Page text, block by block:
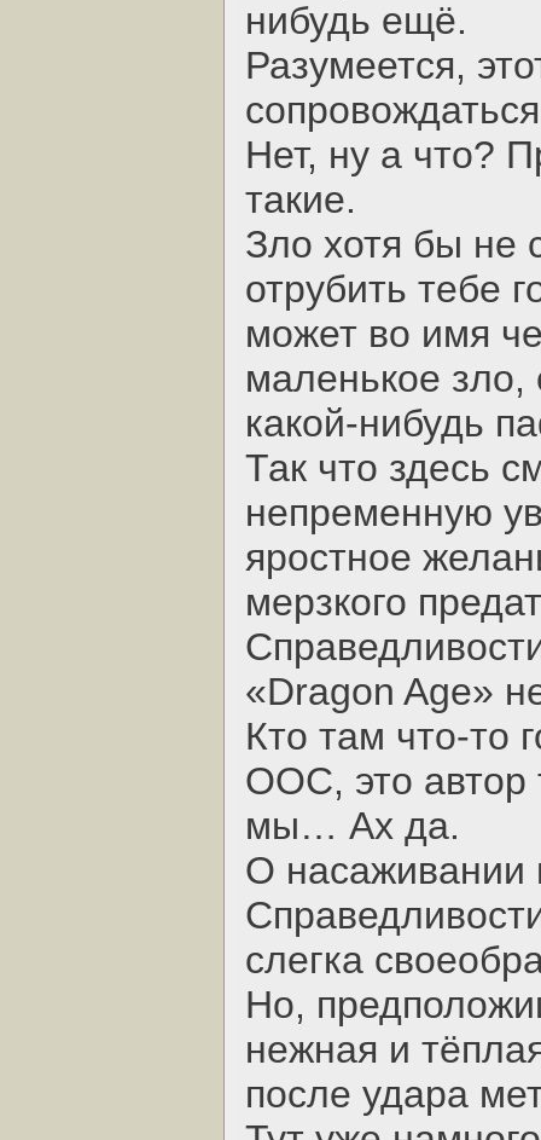
нибудь ещё.
Разумеется,
Нет, ну а что?
такие.
Зло хотя бы не
отрубить тебе
может во имя
маленькое зло,
какой-нибудь
Так что здесь
непременную
яростное
мерзкого
«Dragon Age»
Кто там что-то
ООС, это автор
мы… Ах да.
О
слегка
Но,
нежная и
после удара